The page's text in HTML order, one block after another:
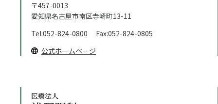
〒457-0013
愛知県名古屋市南区寺崎町13-11
Tel:052-824-0800 Fax:052-824-0805
公式ホームページ
医療法人